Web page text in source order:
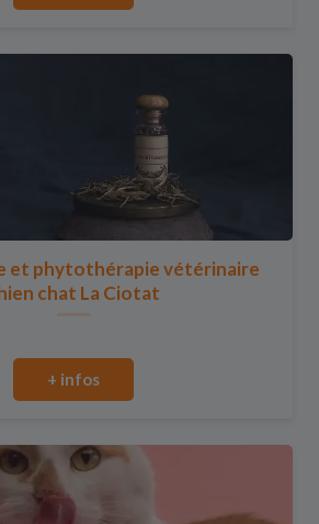
et phytothérapie vétérinaire
chat La Ciotat
+ infos